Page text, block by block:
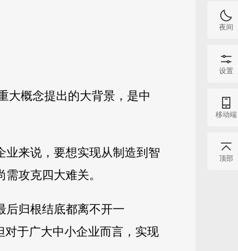
大概念提出的大背景，是中
业来说，要想实现从制造到智
攻克四大难关。
后归根结底都离不开一
对于广大中小企业而言，实现
夜间
设置
移动端
顶部